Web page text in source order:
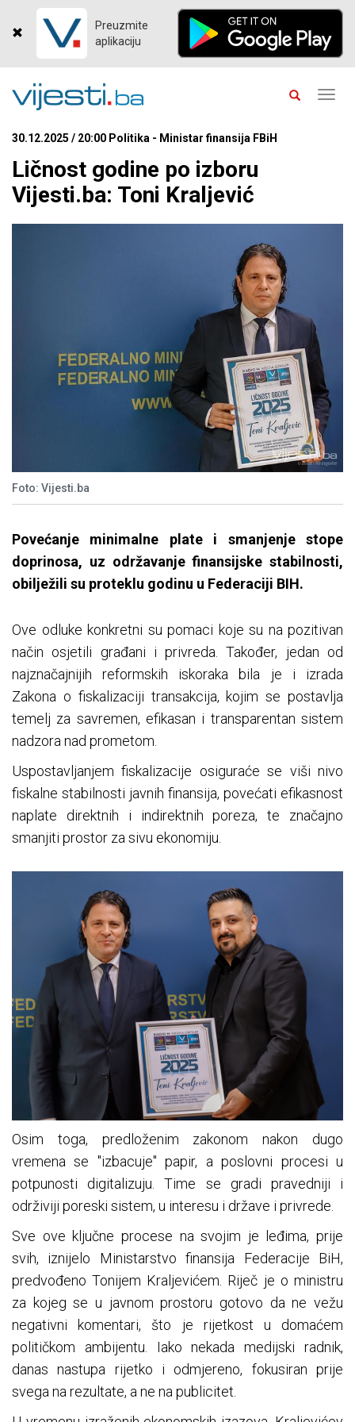
Preuzmite
aplikaciju
30.12.2025 / 20:00 Politika - Ministar finansija FBiH
Ličnost godine po izboru
Vijesti.ba: Toni Kraljević
Foto: Vijesti.ba
Povećanje minimalne plate i smanjenje stope
doprinosa, uz održavanje finansijske stabilnosti,
obilježili su proteklu godinu u Federaciji BIH.
Ove odluke konkretni su pomaci koje su na pozitivan
način osjetili građani i privreda. Također, jedan od
najznačajnijih reformskih iskoraka bila je i izrada
Zakona o fiskalizaciji transakcija, kojim se postavlja
temelj za savremen, efikasan i transparentan sistem
nadzora nad prometom.
Uspostavljanjem fiskalizacije osiguraće se viši nivo
fiskalne stabilnosti javnih finansija, povećati efikasnost
naplate direktnih i indirektnih poreza, te značajno
smanjiti prostor za sivu ekonomiju.
Osim toga, predloženim zakonom nakon dugo
vremena se "izbacuje" papir, a poslovni procesi u
potpunosti digitalizuju. Time se gradi pravedniji i
održiviji poreski sistem, u interesu i države i privrede.
Sve ove ključne procese na svojim je leđima, prije
svih, iznijelo Ministarstvo finansija Federacije BiH,
predvođeno Tonijem Kraljevićem. Riječ je o ministru
za kojeg se u javnom prostoru gotovo da ne vežu
negativni komentari, što je rijetkost u domaćem
političkom ambijentu. Iako nekada medijski radnik,
danas nastupa rijetko i odmjereno, fokusiran prije
svega na rezultate, a ne na publicitet.